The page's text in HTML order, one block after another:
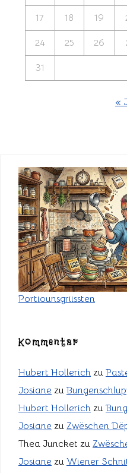
17 18 19
24 25 26
31
«
Portiounsgriissten
Kommentar
Hubert Hollerich zu
Josiane zu
Hubert Hollerich zu
Josiane zu Zwëschen
Thea Juncket zu
Josiane zu Wiener